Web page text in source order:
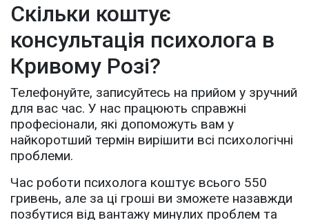
Скільки коштує
консультація психолога в
Кривому Розі?
Телефонуйте, записуйтесь на прийом у зручний
для вас час. У нас працюють справжні
професіонали, які допоможуть вам у
найкоротший термін вирішити всі психологічні
проблеми.
Час роботи психолога коштує всього 550
гривень, але за ці гроші ви зможете назавжди
позбутися від вантажу минулих проблем та